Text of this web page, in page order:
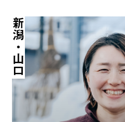
新潟・山口